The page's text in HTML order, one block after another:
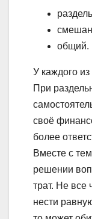
общий.
У каждого
При
своё
более
Вместе с
решении
трат. Не все
нести